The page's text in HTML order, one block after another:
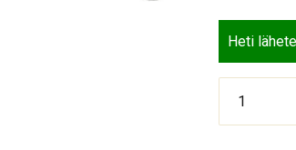
Heti
46H
170MM